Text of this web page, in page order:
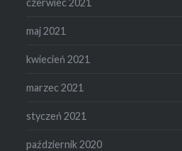
maj 2021
kwiecień 2021
marzec 2021
styczeń 2021
październik 2020